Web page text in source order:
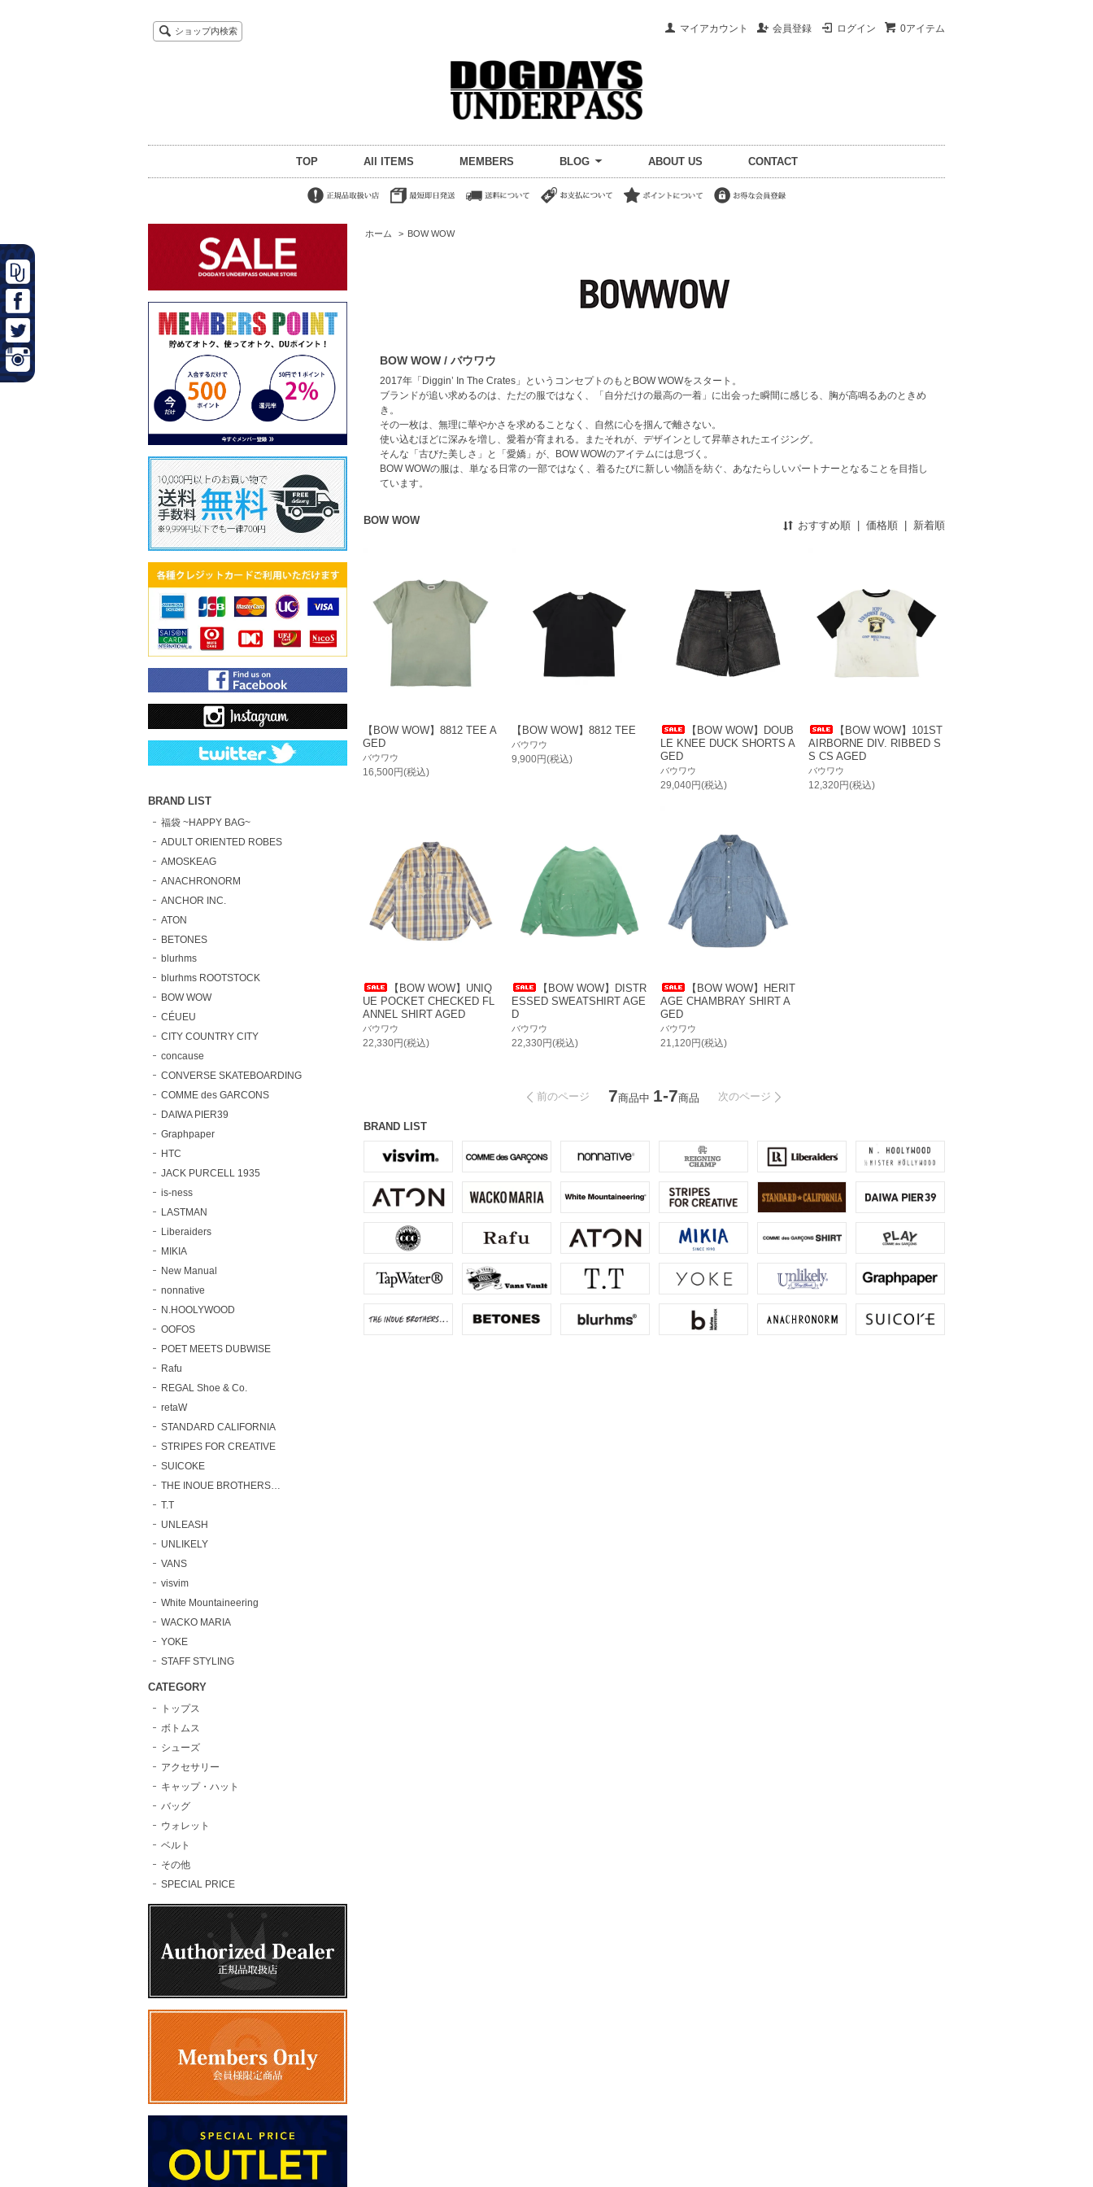
0アイテム
ログイン
会員登録
マイアカウント
ショップ内検索
TOP All ITEMS MEMBERS BLOG ABOUT US CONTACT
ホーム > BOW WOW
BOW WOW / バウワウ
2017年「Diggin’ In The Crates」というコンセプトのもとBOW WOWをスタート。
ブランドが追い求めるのは、ただの服ではなく、「自分だけの最高の一着」に出会った瞬間に感じる、胸が高鳴るあのときめ
き。
その一枚は、無理に華やかさを求めることなく、自然に心を掴んで離さない。
使い込むほどに深みを増し、愛着が育まれる。またそれが、デザインとして昇華されたエイジング。
そんな「古びた美しさ」と「愛嬌」が、BOW WOWのアイテムには息づく。
BOW WOWの服は、単なる日常の一部ではなく、着るたびに新しい物語を紡ぐ、あなたらしいパートナーとなることを目指し
ています。
BOW WOW おすすめ順 | 価格順 | 新着順
【BOW WOW】8812 TEE A
GED
バウワウ
16,500円(税込)
【BOW WOW】8812 TEE
バウワウ
9,900円(税込)
【BOW WOW】DOUB
LE KNEE DUCK SHORTS A
GED
バウワウ
29,040円(税込)
【BOW WOW】101ST
AIRBORNE DIV. RIBBED S
S CS AGED
バウワウ
12,320円(税込)
【BOW WOW】UNIQ
UE POCKET CHECKED FL
ANNEL SHIRT AGED
バウワウ
22,330円(税込)
【BOW WOW】DISTR
ESSED SWEATSHIRT AGE
D
バウワウ
22,330円(税込)
【BOW WOW】HERIT
AGE CHAMBRAY SHIRT A
GED
バウワウ
21,120円(税込)
前のページ 7商品中 1-7商品 次のページ
BRAND LIST
BRAND LIST
福袋 ~HAPPY BAG~
ADULT ORIENTED ROBES
AMOSKEAG
ANACHRONORM
ANCHOR INC.
ATON
BETONES
blurhms
blurhms ROOTSTOCK
BOW WOW
CÉUEU
CITY COUNTRY CITY
concause
CONVERSE SKATEBOARDING
COMME des GARCONS
DAIWA PIER39
Graphpaper
HTC
JACK PURCELL 1935
is-ness
LASTMAN
Liberaiders
MIKIA
New Manual
nonnative
N.HOOLYWOOD
OOFOS
POET MEETS DUBWISE
Rafu
REGAL Shoe & Co.
retaW
STANDARD CALIFORNIA
STRIPES FOR CREATIVE
SUICOKE
THE INOUE BROTHERS…
T.T
UNLEASH
UNLIKELY
VANS
visvim
White Mountaineering
WACKO MARIA
YOKE
STAFF STYLING
CATEGORY
トップス
ボトムス
シューズ
アクセサリー
キャップ・ハット
バッグ
ウォレット
ベルト
その他
SPECIAL PRICE